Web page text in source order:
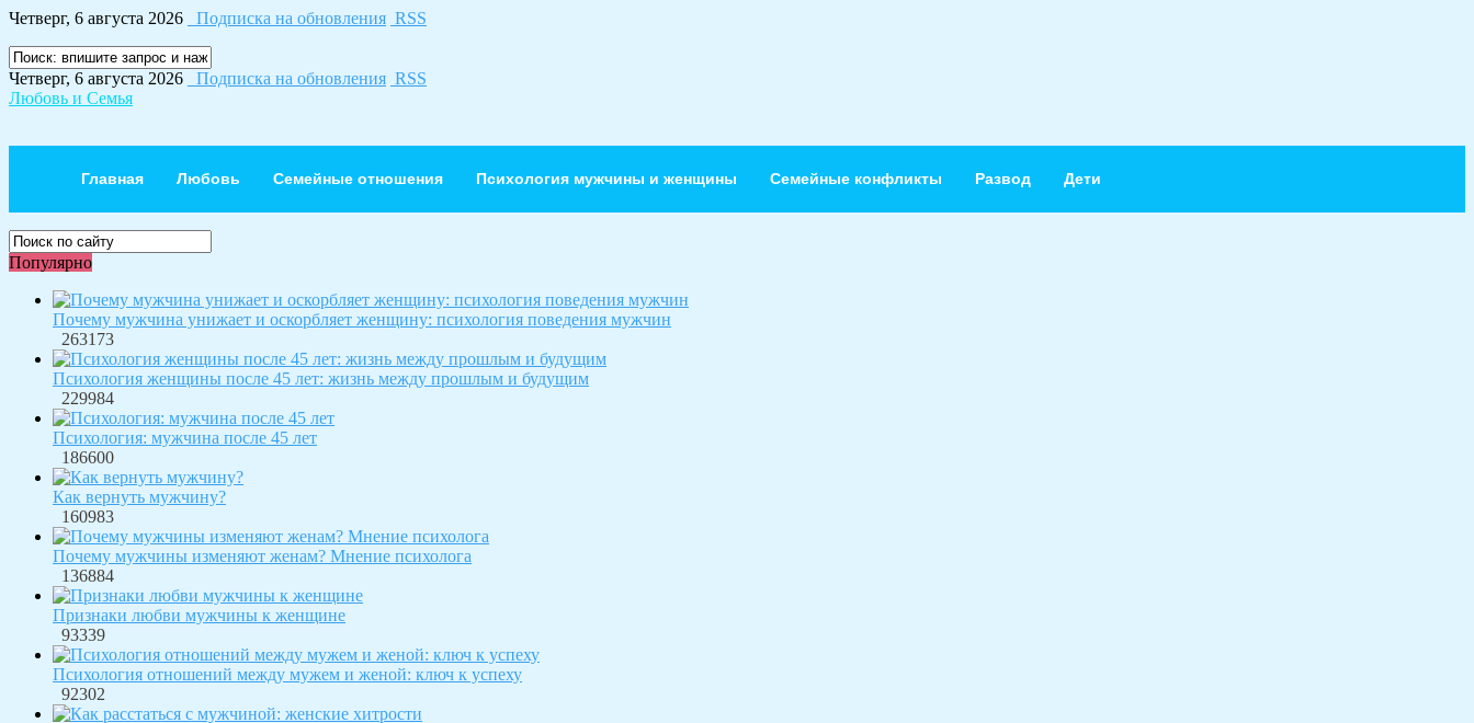
Четверг, 6 августа 2026 Подписка на обновления RSS
Четверг, 6 августа 2026 Подписка на обновления RSS
Любовь и Семья
Главная Любовь Семейные отношения Психология мужчины и женщины Семейные конфликты Развод Дети
Популярно
Почему мужчина унижает и оскорбляет женщину: психология поведения мужчин
263173
Психология женщины после 45 лет: жизнь между прошлым и будущим
229984
Психология: мужчина после 45 лет
186600
Как вернуть мужчину?
160983
Почему мужчины изменяют женам? Мнение психолога
136884
Признаки любви мужчины к женщине
93339
Психология отношений между мужем и женой: ключ к успеху
92302